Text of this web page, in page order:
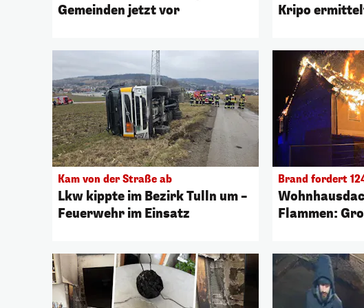
Gemeinden jetzt vor
Kripo
Kam von der Straße ab
Lkw kippte im Bezirk Tulln um –
Feuerwehr im Einsatz
Brand fordert
Flammen: